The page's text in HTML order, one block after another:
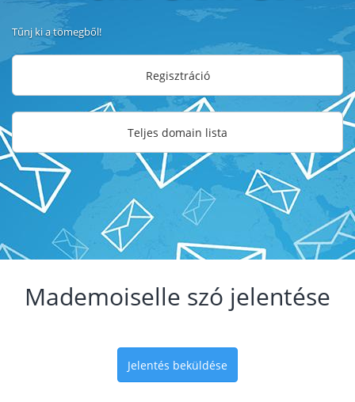
Tűnj ki a tömegből!
Regisztráció
Teljes domain lista
Mademoiselle szó jelentése
Jelentés beküldése